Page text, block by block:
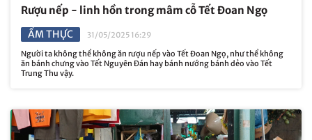
Rượu nếp - linh hồn trong mâm cỗ Tết Đoan Ngọ
ẨM THỰC
31/05/2025 16:29
Người ta không thể không ăn rượu nếp vào Tết Đoan Ngọ, như thể không
ăn bánh chưng vào Tết Nguyên Đán hay bánh nướng bánh dẻo vào Tết
Trung Thu vậy.